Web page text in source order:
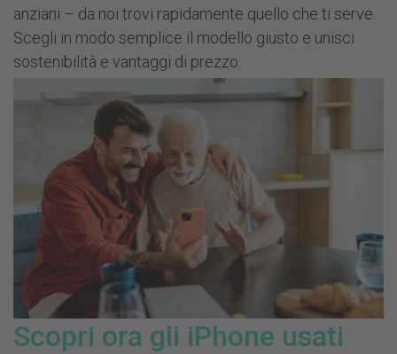
anziani – da noi trovi rapidamente quello che ti serve.
Scegli in modo semplice il modello giusto e unisci
sostenibilità e vantaggi di prezzo.
Scopri ora gli iPhone usati